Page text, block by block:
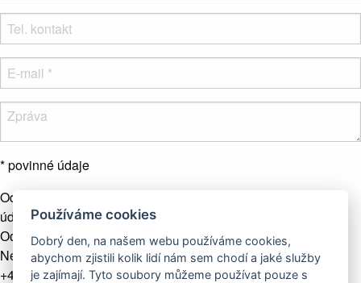
* povinné údaje
Odesláním formuláře souhlasíte se zpracováním osobních
údajů.Více info
Odeslat zprávu
Nebo nás kontaktujte telefonicky
+421 907 281 123
Používáme cookies
Dobrý den, na našem webu používáme cookies,
abychom zjistili kolik lidí nám sem chodí a jaké služby
je zajímají. Tyto soubory můžeme používat pouze s